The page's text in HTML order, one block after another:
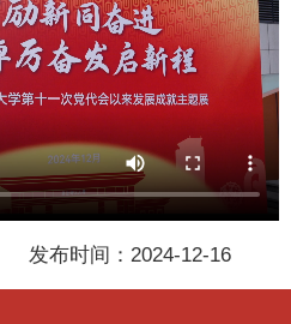
发布时间：2024-12-16